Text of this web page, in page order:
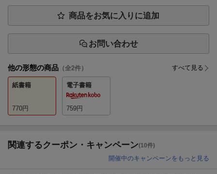
商品をお気に入りに追加
お問い合わせ
他の形態の商品 （全2件） すべて見る
紙書籍
770円
電子書籍
759円
関連するクーポン・キャンペーン(10件)
開催中のキャンペーンをもっと見る